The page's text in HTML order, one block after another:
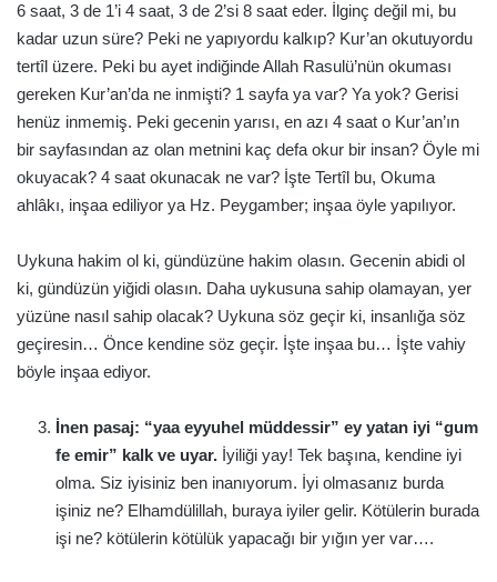
6 saat, 3 de 1’i 4 saat, 3 de 2’si 8 saat eder. İlginç değil mi, bu
kadar uzun süre? Peki ne yapıyordu kalkıp? Kur’an okutuyordu
tertîl üzere. Peki bu ayet indiğinde Allah Rasulü’nün okuması
gereken Kur’an’da ne inmişti? 1 sayfa ya var? Ya yok? Gerisi
henüz inmemiş. Peki gecenin yarısı, en azı 4 saat o Kur’an’ın
bir sayfasından az olan metnini kaç defa okur bir insan? Öyle mi
okuyacak? 4 saat okunacak ne var? İşte Tertîl bu, Okuma
ahlâkı, inşaa ediliyor ya Hz. Peygamber; inşaa öyle yapılıyor.
Uykuna hakim ol ki, gündüzüne hakim olasın. Gecenin abidi ol
ki, gündüzün yiğidi olasın. Daha uykusuna sahip olamayan, yer
yüzüne nasıl sahip olacak? Uykuna söz geçir ki, insanlığa söz
geçiresin… Önce kendine söz geçir. İşte inşaa bu… İşte vahiy
böyle inşaa ediyor.
İnen pasaj: “yaa eyyuhel müddessir” ey yatan iyi “gum
fe emir” kalk ve uyar. İyiliği yay! Tek başına, kendine iyi
olma. Siz iyisiniz ben inanıyorum. İyi olmasanız burda
işiniz ne? Elhamdülillah, buraya iyiler gelir. Kötülerin burada
işi ne? kötülerin kötülük yapacağı bir yığın yer var….